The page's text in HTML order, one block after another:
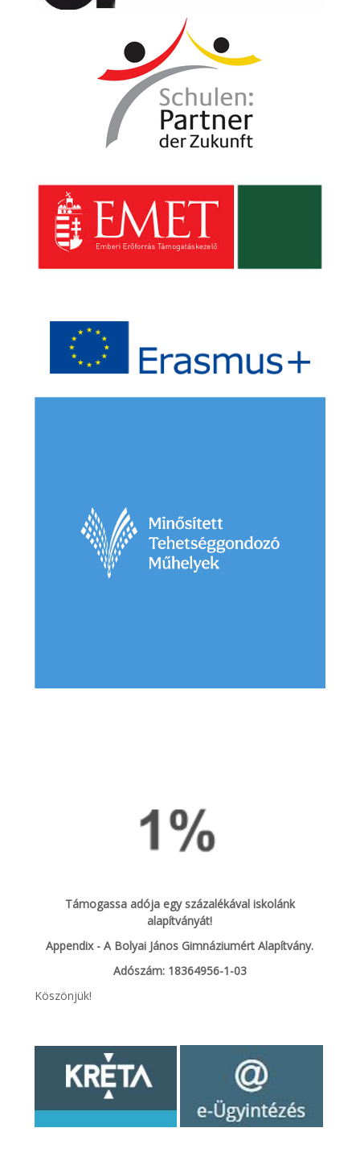
Támogassa adója egy százalékával iskolánk
alapítványát!
Appendix - A Bolyai János Gimnáziumért Alapítvány.
Adószám: 18364956-1-03
Köszönjük!